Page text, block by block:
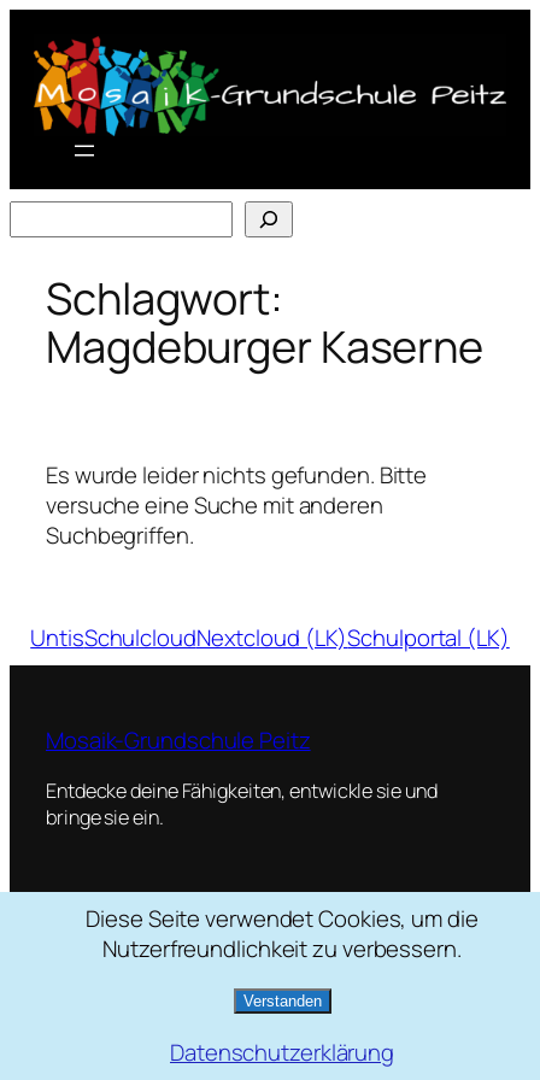
Inhalt
springen
Schlagwort:
Magdeburger Kaserne
Es wurde leider nichts gefunden. Bitte
versuche eine Suche mit anderen
Suchbegriffen.
UntisSchulcloudNextcloud (LK)Schulportal (LK)
Mosaik-Grundschule Peitz
Entdecke deine Fähigkeiten, entwickle sie und
bringe sie ein.
Schulstraße 2, 03185 Peitz
035601 / 22088
mosaik[at]grundschule-peitz.de
Diese Seite verwendet Cookies, um die
Nutzerfreundlichkeit zu verbessern.
Verstanden
Datenschutzerklärung